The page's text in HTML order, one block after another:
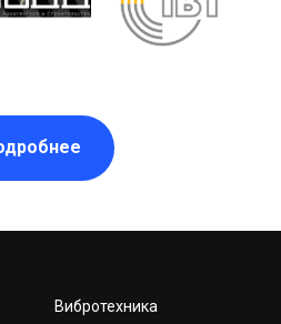
Вибротехника